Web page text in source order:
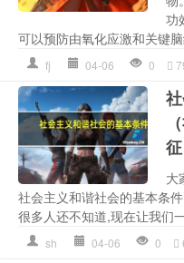
功
可以预防由氧化应激和关键
fj 04-06 0
征
大
社会主义和谐社会的基本条
很多人还不知道,现在让我们
sh 04-06 0